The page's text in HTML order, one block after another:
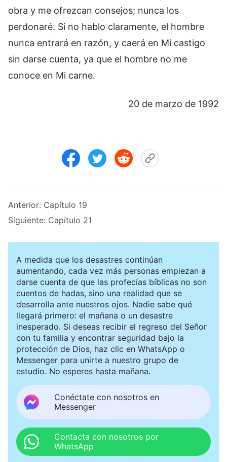
obra y me ofrezcan consejos; nunca los
perdonaré. Si no hablo claramente, el hombre
nunca entrará en razón, y caerá en Mi castigo
sin darse cuenta, ya que el hombre no me
conoce en Mi carne.
20 de marzo de 1992
Anterior: Capítulo 19
Siguiente: Capítulo 21
A medida que los desastres continúan
aumentando, cada vez más personas empiezan a
darse cuenta de que las profecías bíblicas no son
cuentos de hadas, sino una realidad que se
desarrolla ante nuestros ojos. Nadie sabe qué
llegará primero: el mañana o un desastre
inesperado. Si deseas recibir el regreso del Señor
con tu familia y encontrar seguridad bajo la
protección de Dios, haz clic en WhatsApp o
Messenger para unirte a nuestro grupo de
estudio. No esperes hasta mañana.
Conéctate con nosotros en
Messenger
Contacta con nosotros por
WhatsApp